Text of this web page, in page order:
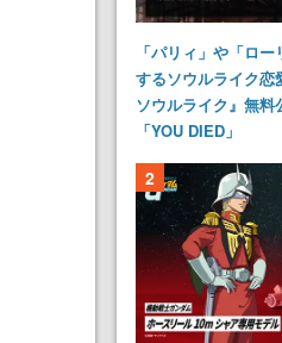
「パリィ」や「ロ
するソウルライク恋
ソウルライク』無料
「YOU DIED」
2